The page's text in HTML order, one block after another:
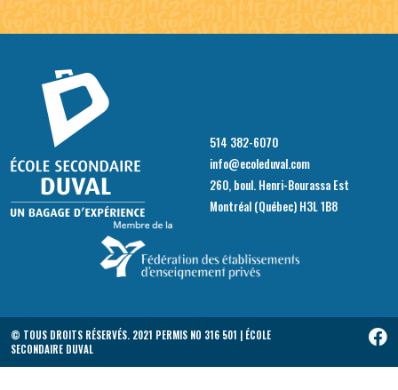
514 382-6070
info@ecoleduval.com
260, boul. Henri-Bourassa Est
Montréal (Québec) H3L 1B8
© TOUS DROITS RÉSERVÉS. 2021 PERMIS NO 316 501 | ÉCOLE
SECONDAIRE DUVAL